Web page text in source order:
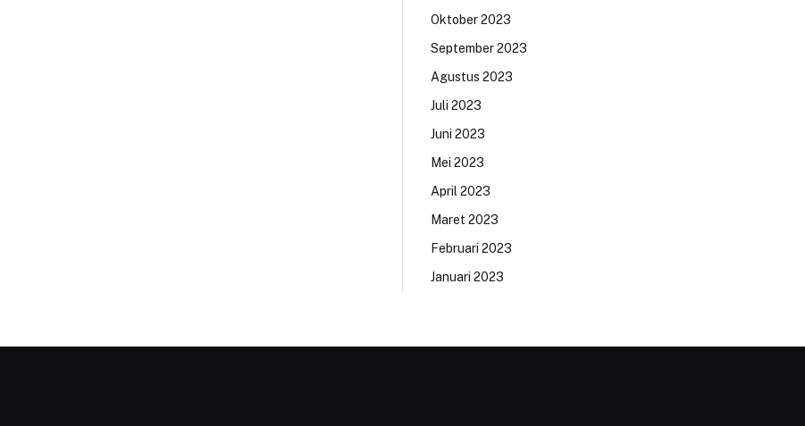
Oktober 2023
September 2023
Agustus 2023
Juli 2023
Juni 2023
Mei 2023
April 2023
Maret 2023
Februari 2023
Januari 2023